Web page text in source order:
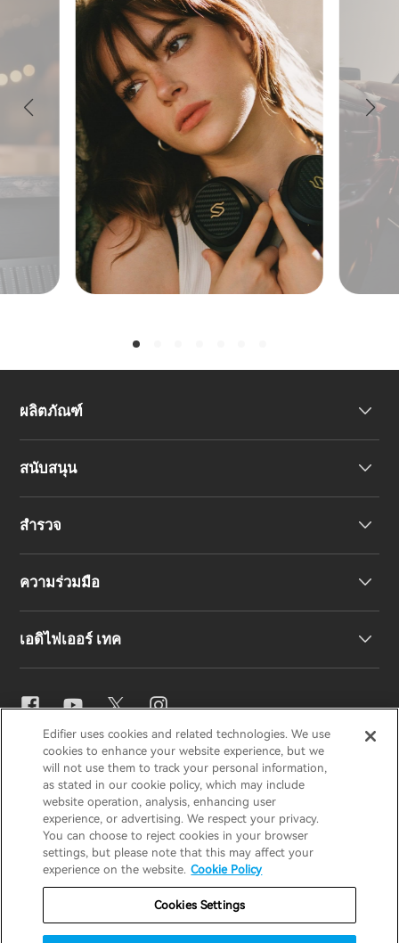
ผลิตภัณฑ์
สนับสนุน
สำรวจ
ความร่วมมือ
สมัครเป็นตัวแทนจำหน่าย
เอดิไฟเออร์ เทค
การตั้งค่าอีคิว
Snapdragon Sound™
การสตรีมเพลง
EDIFIERAIRPULSESTAXHECATE
ประกาศความเป็นส่วนตัวประกาศเกี่ยวกับคุกกี้
นโยบายการรับประกัน
ข้อกำหนดการใช้งาน
ประเทศไทย / ไทย
Edifier uses cookies and related technologies. We use
cookies to enhance your website experience, but we
will not use them to track your personal information,
as stated in our cookie policy, which may include
website operation, analysis, enhancing user
experience, or advertising. We respect your privacy.
You can choose to reject cookies in your browser
settings, but please note that this may affect your
experience on the website. Cookie Policy
Cookies Settings